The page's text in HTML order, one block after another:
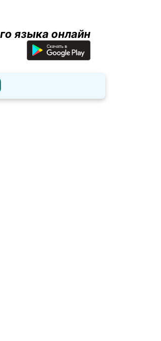
языка онлайн